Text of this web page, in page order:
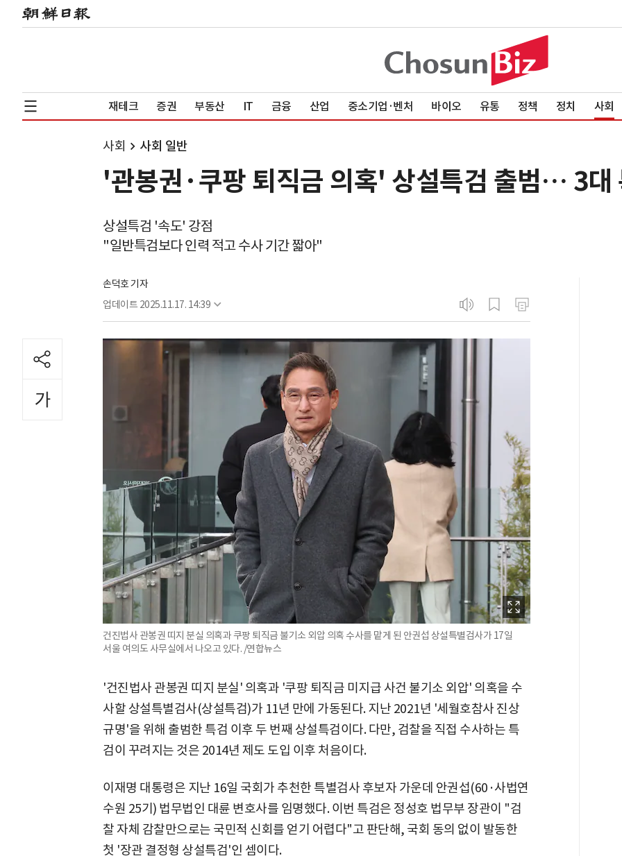
재테크 증권 부동산 IT 금융 산업 중소기업·벤처 바이오 유통 정책 정치 사회
사회 사회 일반
'관봉권·쿠팡 퇴직금 의혹' 상설특검 출범… 3대
상설특검 '속도' 강점
"일반특검보다 인력 적고 수사 기간 짧아"
손덕호 기자
업데이트 2025.11.17. 14:39
건진법사 관봉권 띠지 분실 의혹과 쿠팡 퇴직금 불기소 외압 의혹 수사를 맡게 된 안권섭 상설특별검사가 17일
서울 여의도 사무실에서 나오고 있다. /연합뉴스
'건진법사 관봉권 띠지 분실' 의혹과 '쿠팡 퇴직금 미지급 사건 불기소 외압' 의혹을 수
사할 상설특별검사(상설특검)가 11년 만에 가동된다. 지난 2021년 '세월호참사 진상
규명'을 위해 출범한 특검 이후 두 번째 상설특검이다. 다만, 검찰을 직접 수사하는 특
검이 꾸려지는 것은 2014년 제도 도입 이후 처음이다.
이재명 대통령은 지난 16일 국회가 추천한 특별검사 후보자 가운데 안권섭(60·사법연
수원 25기) 법무법인 대륜 변호사를 임명했다. 이번 특검은 정성호 법무부 장관이 "검
찰 자체 감찰만으로는 국민적 신회를 얻기 어렵다"고 판단해, 국회 동의 없이 발동한
첫 '장관 결정형 상설특검'인 셈이다.